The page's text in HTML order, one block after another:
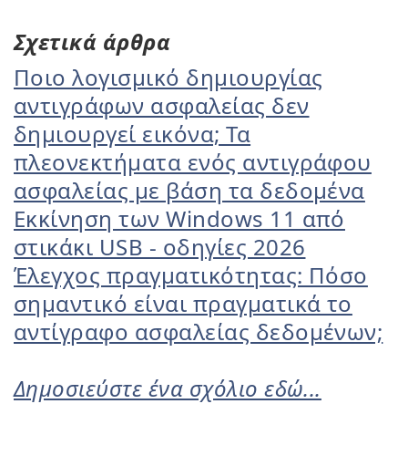
Σχετικά άρθρα
Ποιο λογισμικό δημιουργίας
αντιγράφων ασφαλείας δεν
δημιουργεί εικόνα; Τα
πλεονεκτήματα ενός αντιγράφου
ασφαλείας με βάση τα δεδομένα
Εκκίνηση των Windows 11 από
στικάκι USB - οδηγίες 2026
Έλεγχος πραγματικότητας: Πόσο
σημαντικό είναι πραγματικά το
αντίγραφο ασφαλείας δεδομένων;
Δημοσιεύστε ένα σχόλιο εδώ...